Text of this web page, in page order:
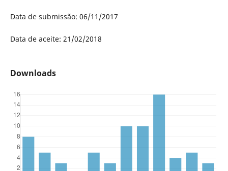
Data de submissão: 06/11/2017
Data de aceite: 21/02/2018
Downloads